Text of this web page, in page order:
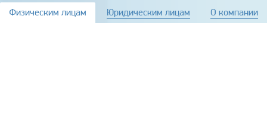
Перейти к основному содержанию
Физическим лицам Юридическим лицам О компании